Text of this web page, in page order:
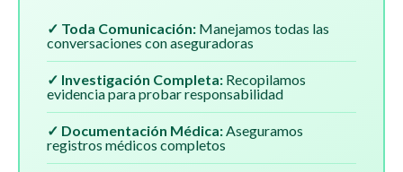
✓ Toda Comunicación: Manejamos todas las
conversaciones con aseguradoras
✓ Investigación Completa: Recopilamos
evidencia para probar responsabilidad
✓ Documentación Médica:Aseguramos
registros médicos completos